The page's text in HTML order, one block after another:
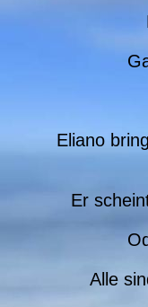
Eliano
Er
Alle